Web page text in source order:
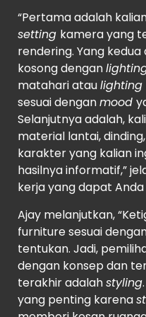
“Pertama adalah
setting kamera yang
rendering. Yang kedua
kosong dengan
matahari ataulighting
sesuai denganmood
Selanjutnya adalah,
material lantai,
karakter yang kalian
hasilnya informatif,”
kerja yang dapat Anda
Ajay melanjutkan,
furniture sesuai
tentukan. Jadi,
dengan konsep dan
terakhir adalahstyling
yang penting karena